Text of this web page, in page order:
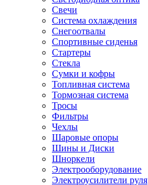
Свечи
Система охлаждения
Снегоотвалы
Спортивные сиденья
Стартеры
Стекла
Сумки и кофры
Топливная система
Тормозная система
Тросы
Фильтры
Чехлы
Шаровые опоры
Шины и Диски
Шноркели
Электрооборудование
Электроусилители руля